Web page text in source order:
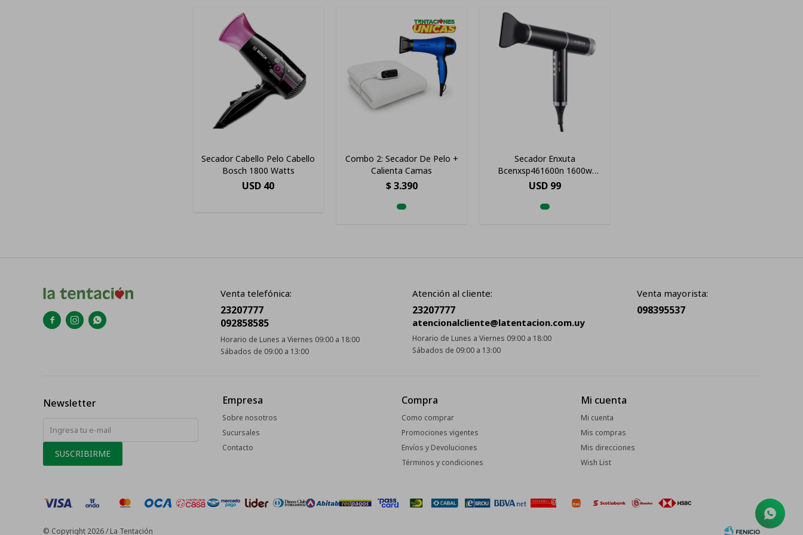
Secador Cabello Pelo Cabello
Bosch 1800 Watts
USD 40
Combo 2: Secador De Pelo +
Calienta Camas
$ 3.390
Secador Enxuta
Bcenxsp461600n 1600w
Iónico 2 Boquillas 1 Difusor
USD 99
  
Venta telefónica:
23207777
092858585
Horario de Lunes a Viernes 09:00 a 18:00
Sábados de 09:00 a 13:00
Atención al cliente:
23207777
atencionalcliente@latentacion.com.uy
Horario de Lunes a Viernes 09:00 a 18:00
Sábados de 09:00 a 13:00
Venta mayorista:
098395537
Empresa
Sobre nosotros
Sucursales
Contacto
Compra
Como comprar
Promociones vigentes
Envíos y Devoluciones
Términos y condiciones
Mi cuenta
Mi cuenta
Mis compras
Mis direcciones
Wish List
Newsletter
SUSCRIBIRME
© Copyright 2026 / La Tentación